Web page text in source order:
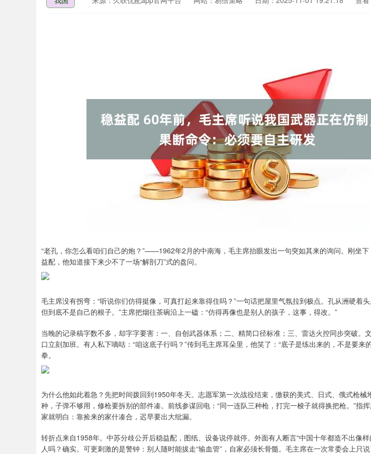
“老孔，你怎么看咱们自己的炮？”——1962年2月的中南海，毛主席抬眼发出一句突如其来的询问。刚坐
益配，他知道接下来少不了一场“解剖刀”式的盘问。
毛主席没有拐弯：“听说你们仿得挺像，可真打起来靠得住吗？”一句话把屋里气氛拉到极点。孔从洲硬着头
但到底不是自己的根子。”主席把烟往茶碗沿上一磕：“仿得再像也是别人的孩子，这事，得改。”
当晚的记录稿字数不多，却字字要害：一、自创武器体系；二、精简口径标准；三、雷达火控同步突破。
口立刻加班。有人私下嘀咕：“咱这底子行吗？”传到毛主席耳朵里，他笑了：“底子是练出来的，不是要来
拳。
为什么他如此着急？先把时间拨回到1950年冬天。志愿军第一次战役结束，缴获的美式、日式、俄式枪械
种，子弹不够用，修枪要拆别的部件凑。前线参谋回电：“同一连队三种枪，打完一梭子就得换把枪。”指
家就明白：靠捡来的家什凑合，迟早要出大纰漏。
转折点来自1958年。中苏分歧公开后稳益配，图纸、设备说停就停。外面有人断言“中国十年都造不出像
人吗？确实。可更刺激的是警钟：别人随时能拔走“输血管”，自家必须长骨髓。毛主席在一次常委会上只